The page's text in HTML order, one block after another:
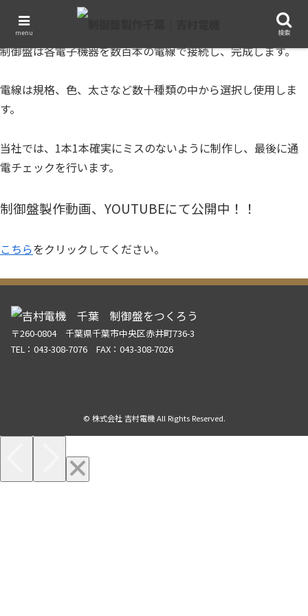
制御盤は各電子機器を数百本の電線で接続し、完成します。
電線は規格、色、太さなど数十種類の中から選択し使用しま
す。
当社では、1本1本確実にミスのないように制作し、最後に通
電チェックを行います。
制御盤製作動画、YOUTUBEにて公開中！！
こちらをクリックしてください。
〒260-0804 千葉県千葉市中央区赤井町736-3
TEL：043-308-7076 FAX：043-308-7026
© 株式会社 吉村電機 All Rights Reserved.
menu 検索